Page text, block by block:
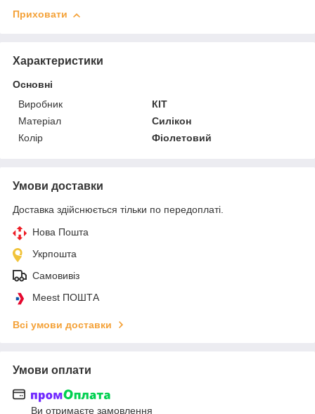
Приховати
Характеристики
Основні
Виробник
КІТ
Матеріал
Силікон
Колір
Фіолетовий
Умови доставки
Доставка здійснюється тільки по передоплаті.
Нова Пошта
Укрпошта
Самовивіз
Meest ПОШТА
Всі умови доставки
Умови оплати
Ви отримаєте замовлення